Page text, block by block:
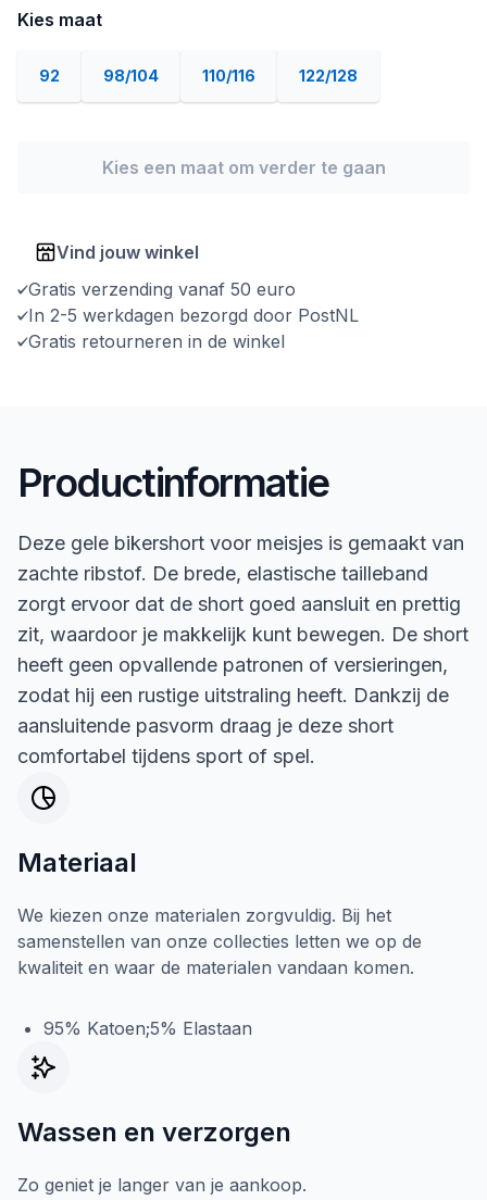
Kies maat
92 98/104 110/116 122/128
Kies een maat om verder te gaan
Vind jouw winkel
Gratis verzending vanaf 50 euro
In 2-5 werkdagen bezorgd door PostNL
Gratis retourneren in de winkel
Productinformatie
Deze gele bikershort voor meisjes is gemaakt van
zachte ribstof. De brede, elastische tailleband
zorgt ervoor dat de short goed aansluit en prettig
zit, waardoor je makkelijk kunt bewegen. De short
heeft geen opvallende patronen of versieringen,
zodat hij een rustige uitstraling heeft. Dankzij de
aansluitende pasvorm draag je deze short
comfortabel tijdens sport of spel.
Materiaal
We kiezen onze materialen zorgvuldig. Bij het
samenstellen van onze collecties letten we op de
kwaliteit en waar de materialen vandaan komen.
95% Katoen;5% Elastaan
Wassen en verzorgen
Zo geniet je langer van je aankoop.